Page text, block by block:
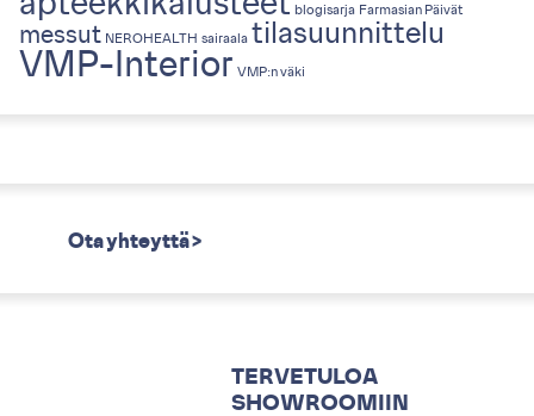
blogisarja Farmasian Päivät
messut NEROHEALTH sairaala tilasuunnittelu
VMP-Interior VMP:n väki
Ota yhteyttä >
TERVETULOA
SHOWROOMIIN